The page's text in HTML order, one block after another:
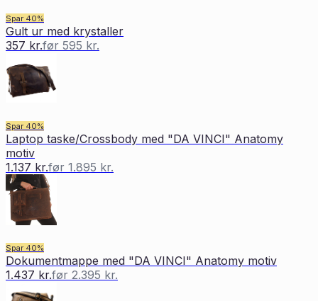
Spar 40%
Gult ur med krystaller
357 kr.før 595 kr.
Spar 40%
Laptop taske/Crossbody med "DA VINCI" Anatomy
motiv
1.137 kr.før 1.895 kr.
Spar 40%
Dokumentmappe med "DA VINCI" Anatomy motiv
1.437 kr.før 2.395 kr.